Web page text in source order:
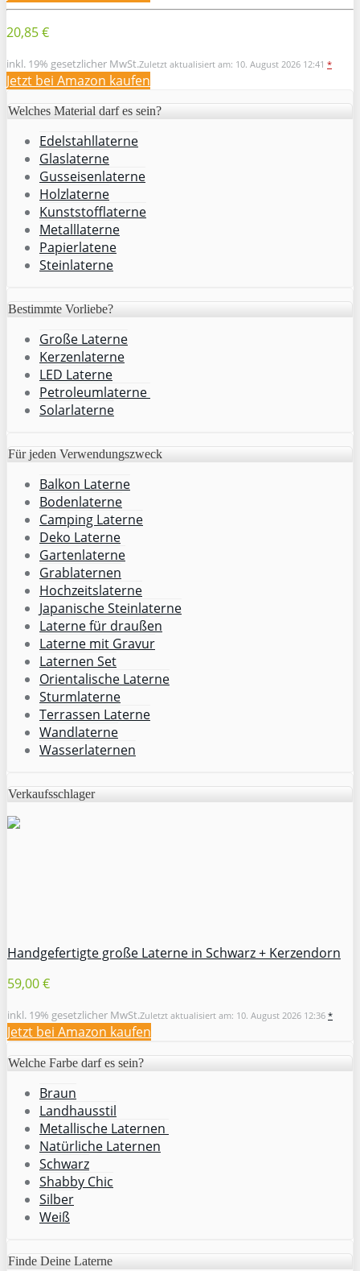
20,85 €
inkl. 19% gesetzlicher MwSt.Zuletzt aktualisiert am: 10. August 2026 12:41 *
Jetzt bei Amazon kaufen
Welches Material darf es sein?
Edelstahllaterne
Glaslaterne
Gusseisenlaterne
Holzlaterne
Kunststofflaterne
Metalllaterne
Papierlatene
Steinlaterne
Bestimmte Vorliebe?
Große Laterne
Kerzenlaterne
LED Laterne
Petroleumlaterne
Solarlaterne
Für jeden Verwendungszweck
Balkon Laterne
Bodenlaterne
Camping Laterne
Deko Laterne
Gartenlaterne
Grablaternen
Hochzeitslaterne
Japanische Steinlaterne
Laterne für draußen
Laterne mit Gravur
Laternen Set
Orientalische Laterne
Sturmlaterne
Terrassen Laterne
Wandlaterne
Wasserlaternen
Verkaufsschlager
Handgefertigte große Laterne in Schwarz + Kerzendorn
59,00 €
inkl. 19% gesetzlicher MwSt.Zuletzt aktualisiert am: 10. August 2026 12:36 *
Jetzt bei Amazon kaufen
Welche Farbe darf es sein?
Braun
Landhausstil
Metallische Laternen
Natürliche Laternen
Schwarz
Shabby Chic
Silber
Weiß
Finde Deine Laterne